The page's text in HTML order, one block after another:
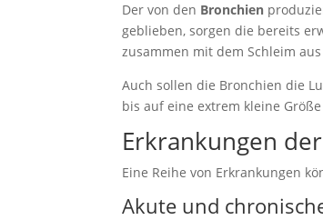
Der von den Bronchien
geblieben, sorgen die bereits
zusammen mit dem Schleim
Auch sollen die Bronchien die
bis auf eine extrem kleine
Erkrankungen
Eine Reihe von Erkrankungen
Akute und